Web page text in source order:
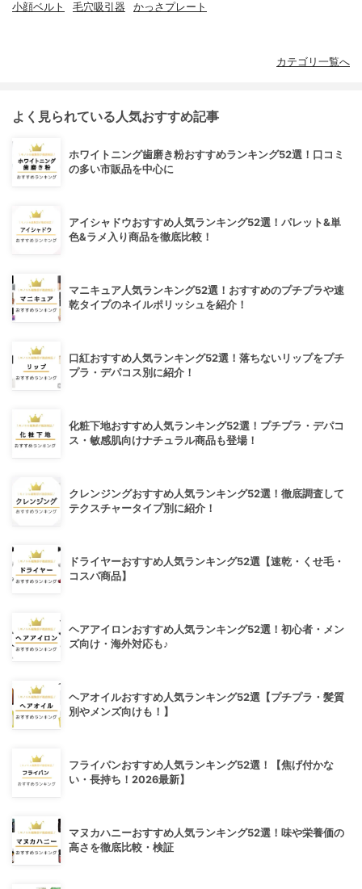
小顔ベルト 毛穴吸引器 かっさプレート
カテゴリ一覧へ
よく見られている人気おすすめ記事
ホワイトニング歯磨き粉おすすめランキング52選！口コミ
の多い市販品を中心に
アイシャドウおすすめ人気ランキング52選！パレット&単
色&ラメ入り商品を徹底比較！
マニキュア人気ランキング52選！おすすめのプチプラや速
乾タイプのネイルポリッシュを紹介！
口紅おすすめ人気ランキング52選！落ちないリップをプチ
プラ・デパコス別に紹介！
化粧下地おすすめ人気ランキング52選！プチプラ・デパコ
ス・敏感肌向けナチュラル商品も登場！
クレンジングおすすめ人気ランキング52選！徹底調査して
テクスチャータイプ別に紹介！
ドライヤーおすすめ人気ランキング52選【速乾・くせ毛・
コスパ商品】
ヘアアイロンおすすめ人気ランキング52選！初心者・メン
ズ向け・海外対応も♪
ヘアオイルおすすめ人気ランキング52選【プチプラ・髪質
別やメンズ向けも！】
フライパンおすすめ人気ランキング52選！【焦げ付かな
い・長持ち！2026最新】
マヌカハニーおすすめ人気ランキング52選！味や栄養価の
高さを徹底比較・検証